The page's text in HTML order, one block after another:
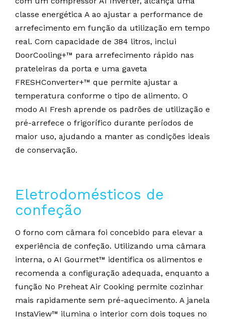
classe energética A ao ajustar a performance de
arrefecimento em função da utilização em tempo
real. Com capacidade de 384 litros, inclui
DoorCooling+™ para arrefecimento rápido nas
prateleiras da porta e uma gaveta
FRESHConverter+™ que permite ajustar a
temperatura conforme o tipo de alimento. O
modo AI Fresh aprende os padrões de utilização e
pré-arrefece o frigorífico durante períodos de
maior uso, ajudando a manter as condições ideais
de conservação.
Eletrodomésticos de
confeção
O forno com câmara foi concebido para elevar a
experiência de confeção. Utilizando uma câmara
interna, o AI Gourmet™ identifica os alimentos e
recomenda a configuração adequada, enquanto a
função No Preheat Air Cooking permite cozinhar
mais rapidamente sem pré-aquecimento. A janela
InstaView™ ilumina o interior com dois toques no